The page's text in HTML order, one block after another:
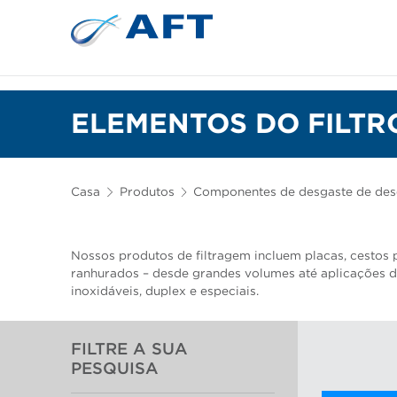
ELEMENTOS DO
Casa Produtos Componentes de desgaste de
Nossos produtos de filtragem incluem placas, cestos
ranhurados – desde grandes volumes até aplicações
inoxidáveis, duplex e especiais.
FILTRE A SUA
PESQUISA